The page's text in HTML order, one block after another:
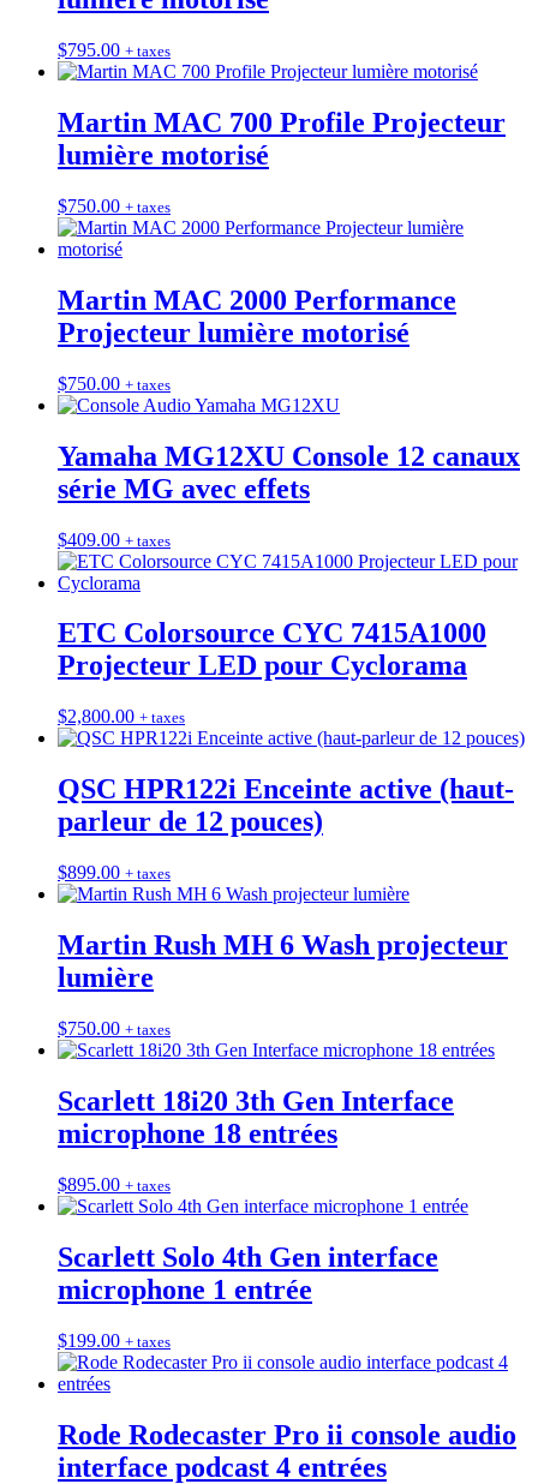
$795.00 + taxes
Martin MAC 700 Profile Projecteur
lumière motorisé
$750.00 + taxes
Martin MAC 2000 Performance
Projecteur lumière motorisé
$750.00 + taxes
Yamaha MG12XU Console 12 canaux
série MG avec effets
$409.00 + taxes
ETC Colorsource CYC 7415A1000
Projecteur LED pour Cyclorama
$2,800.00 + taxes
QSC HPR122i Enceinte active (haut-
parleur de 12 pouces)
$899.00 + taxes
Martin Rush MH 6 Wash projecteur
lumière
$750.00 + taxes
Scarlett 18i20 3th Gen Interface
microphone 18 entrées
$895.00 + taxes
Scarlett Solo 4th Gen interface
microphone 1 entrée
$199.00 + taxes
Rode Rodecaster Pro ii console audio
interface podcast 4 entrées